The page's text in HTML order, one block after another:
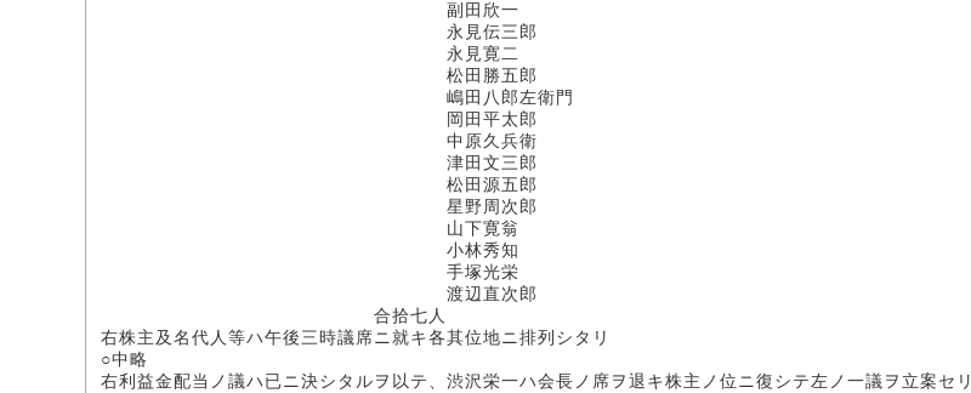
副田欣一
永見伝三郎
永見寛二
松田勝五郎
嶋田八郎左衛門
岡田平太郎
中原久兵衛
津田文三郎
松田源五郎
星野周次郎
山下寛翁
小林秀知
手塚光栄
渡辺直次郎
合拾七人
右株主及名代人等ハ午後三時議席ニ就キ各其位地ニ排列シタリ
○中略
右利益金配当ノ議ハ已ニ決シタルヲ以テ、渋沢栄一ハ会長ノ席ヲ退キ株主ノ位ニ復シテ左ノ一議ヲ立案セリ